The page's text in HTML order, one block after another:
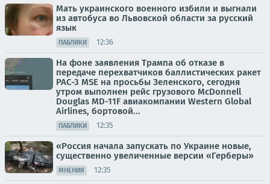
Мать украинского военного избили и выгнали
из автобуса во Львовской области за русский
язык
ПАБЛИКИ 12:36
На фоне заявления Трампа об отказе в
передаче перехватчиков баллистических ракет
PAC-3 MSE на просьбы Зеленского, сегодня
утром выполнен рейс грузового McDonnell
Douglas MD-11F авиакомпании Western Global
Airlines, бортовой...
ПАБЛИКИ 12:35
«Россия начала запускать по Украине новые,
существенно увеличенные версии «Герберы»
МНЕНИЯ 12:35